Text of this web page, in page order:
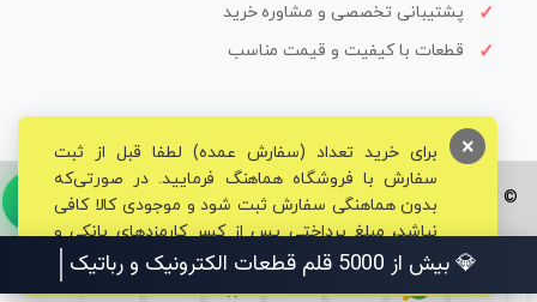
پشتیبانی تخصصی و مشاوره خرید
قطعات با کیفیت و قیمت مناسب
© تمامی حقوق برای فروشگاه تخصصی قم الکترونیک محفوظ می‌باشد.
برای خرید تعداد (سفارش عمده) لطفا قبل از ثبت
سفارش با فروشگاه هماهنگ فرمایید. در صورتی‌که
بدون هماهنگی سفارش ثبت شود و موجودی کالا کافی
نباشد، مبلغ پرداختی پس از کسر کارمزدهای بانکی و
مالیاتی به حساب شما بازگشت داده خواهد شد.
×
💎 بیش از 5000 قلم قطعات الکتر